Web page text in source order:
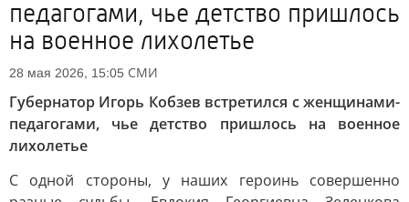
педагогами, чье детство пришлось
на военное лихолетье
28 мая 2026, 15:05 СМИ
Губернатор Игорь Кобзев встретился с женщинами-
педагогами, чье детство пришлось на военное
лихолетье
С одной стороны, у наших героинь совершенно